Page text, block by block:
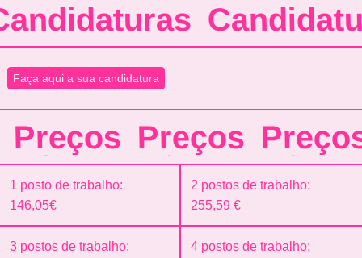
Faça aqui a sua candidatura
Preços Preços
1 posto de trabalho:
146,05€
2 postos de trabalho:
255,59 €
3 postos de trabalho:
4 postos de trabalho: